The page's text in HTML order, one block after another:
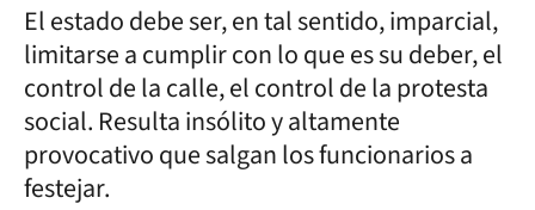
El estado debe ser, en tal sentido, imparcial,
limitarse a cumplir con lo que es su deber, el
control de la calle, el control de la protesta
social. Resulta insólito y altamente
provocativo que salgan los funcionarios a
festejar.